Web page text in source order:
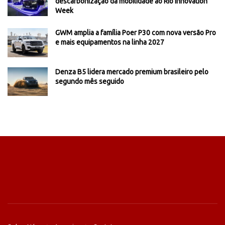
Week
GWM amplia a família Poer P30 com nova versão Pro
e mais equipamentos na linha 2027
Denza B5 lidera mercado premium brasileiro pelo
segundo mês seguido